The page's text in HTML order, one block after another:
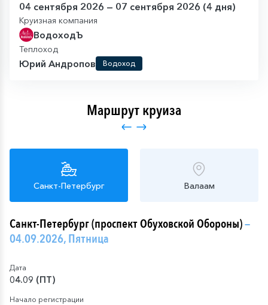
04 сентября 2026 — 07 сентября 2026 (4 дня)
Круизная компания
ВодоходЪ
Теплоход
Юрий Андропов Водоход
Маршрут круиза
Санкт-Петербург Валаам
Санкт-Петербург (проспект Обуховской Обороны)—
04.09.2026, Пятница
Дата
04.09 (ПТ)
Начало регистрации